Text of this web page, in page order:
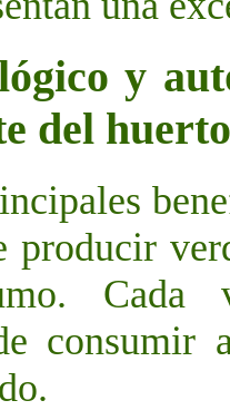
y
del huerto
producir
consumir